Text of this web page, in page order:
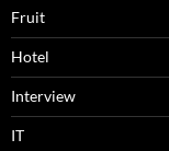
Fruit
Hotel
Interview
IT